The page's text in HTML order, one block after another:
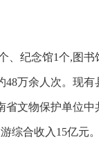
纪念馆1个,图
万余人次。现
文物保护单位
综合收入15亿元。